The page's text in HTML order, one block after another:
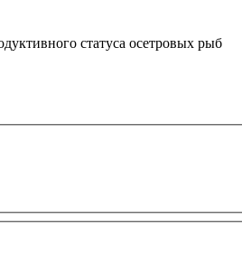
статуса осетровых рыб